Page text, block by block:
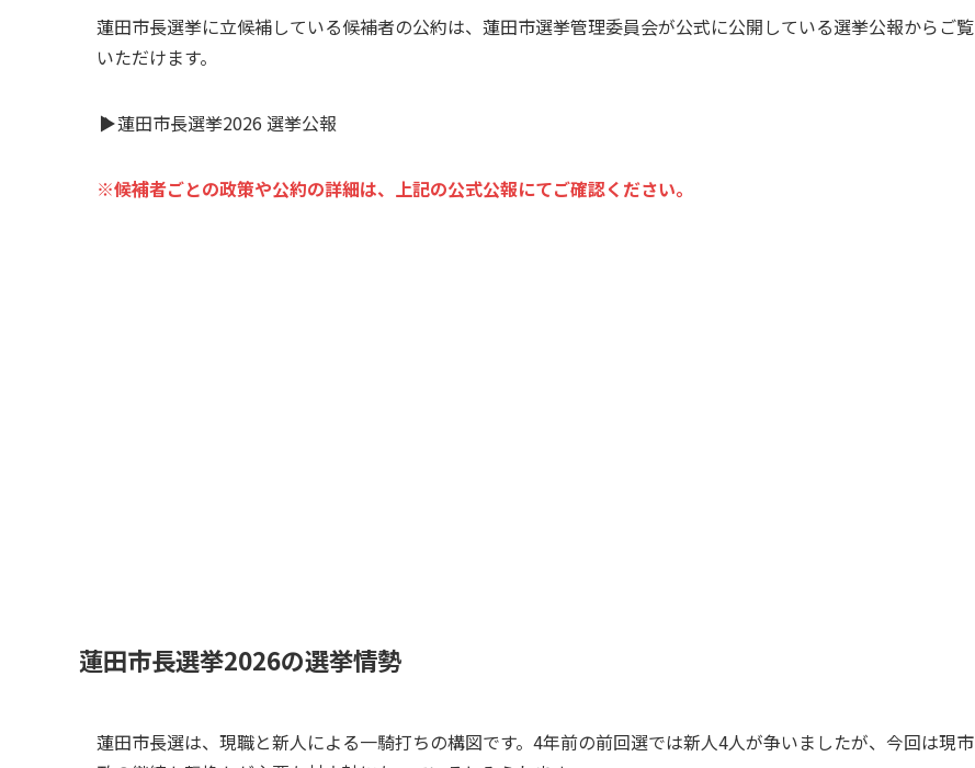
蓮田市長選挙に立候補している候補者の公約は、蓮田市選挙管理委員会が公式に公開している選挙公報からご覧
いただけます。
▶蓮田市長選挙2026 選挙公報
※候補者ごとの政策や公約の詳細は、上記の公式公報にてご確認ください。
蓮田市長選挙2026の選挙情勢
蓮田市長選は、現職と新人による一騎打ちの構図です。4年前の前回選では新人4人が争いましたが、今回は現市